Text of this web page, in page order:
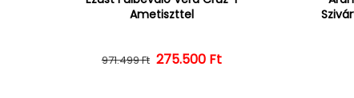
Ametiszttel
Normál ár
971.499 Ft Kedvezményes ár
275.500 Ft